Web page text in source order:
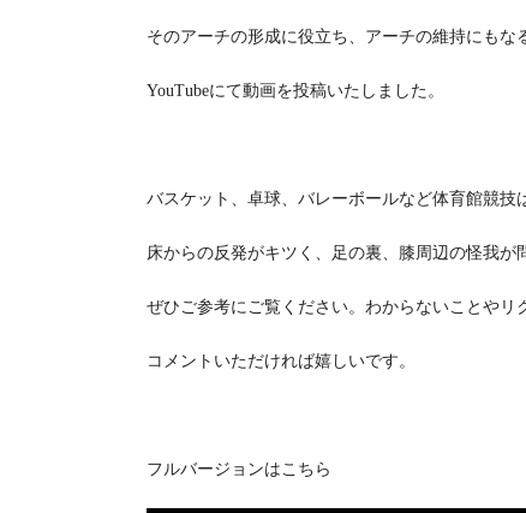
そのアーチの形成に役立ち、アーチの維持にもな
YouTubeにて動画を投稿いたしました。
バスケット、卓球、バレーボールなど体育館競技
床からの反発がキツく、足の裏、膝周辺の怪我が
ぜひご参考にご覧ください。わからないことやリ
コメントいただければ嬉しいです。
フルバージョンはこちら